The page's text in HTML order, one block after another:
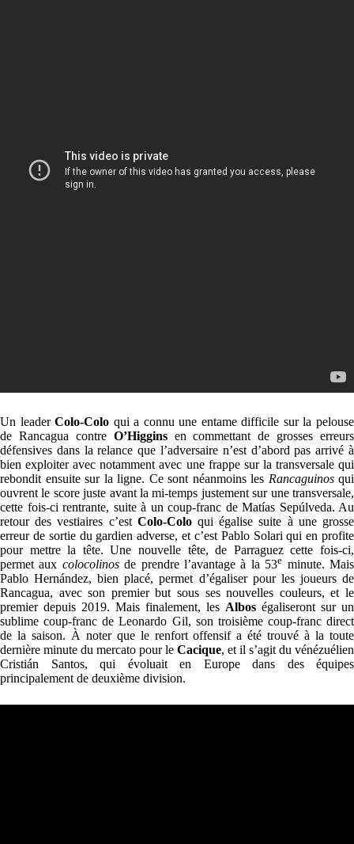
Un leaderColo-Colo qui a connu une entame difficile sur la pelouse
de Rancagua contre O’Higginsen commettant de grosses erreurs
défensives dans la relance que l’adversaire n’est d’abord pas arrivé à
bien exploiter avec notamment avec une frappe sur la transversale qui
rebondit ensuite sur la ligne. Ce sont néanmoins les Rancaguinosqui
ouvrent le score juste avant la mi-temps justement sur une transversale,
cette fois-ci rentrante, suite à un coup-franc de Matías Sepúlveda. Au
retour des vestiaires c’est Colo-Coloqui égalise suite à une grosse
erreur de sortie du gardien adverse, et c’est Pablo Solari qui en profite
pour mettre la tête. Une nouvelle tête, de Parraguez cette fois-ci,
permet aux colocolinosde prendre l’avantage à la 53e minute. Mais
Pablo Hernández, bien placé, permet d’égaliser pour les joueurs de
Rancagua, avec son premier but sous ses nouvelles couleurs, et le
premier depuis 2019. Mais finalement, les Albos égaliseront sur un
sublime coup-franc de Leonardo Gil, son troisième coup-franc direct
de la saison. À noter que le renfort offensif a été trouvé à la toute
dernière minute du mercato pour le Cacique, et il s’agit du vénézuélien
Cristián Santos, qui évoluait en Europe dans des équipes
principalement de deuxième division.